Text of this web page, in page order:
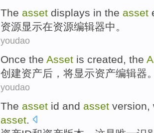
The asset displays in the asset
资源显示在资源编辑器中。
youdao
Once the Asset is created, the
创建资产后， 将显示资产编辑器
youdao
The asset id and asset version
asset